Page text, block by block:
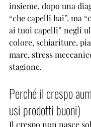
insieme, dopo una
“che capelli hai”, ma
ai tuoi capelli” negli
colore, schiariture,
mare, stress
stagione.
Perché il crespo
usi prodotti buoni)
Il crespo non nasce